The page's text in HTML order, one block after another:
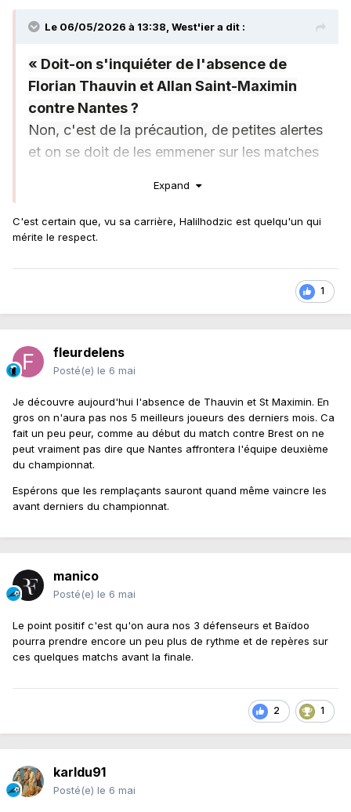
Le 06/05/2026 à 13:38, West'iera dit :
« Doit-on s'inquiéter de l'absence de
Florian Thauvin et Allan Saint-Maximin
contre Nantes ?
Non, c'est de la précaution, de petites alertes
et on se doit de les emmener sur les matches
finissent leur saison à cause d'une impatience
de notre part. On a pris le parti médical de ne
pas les prendre dans le groupe ce week-end.
de la
auront besoin de jouer pour avoir du rythme.
On a le devoir absolu de gagner pour
conforter notre deuxième place parce qu'au
vu de la saison qu'on vit tous ensemble, il
serait hors de question de considérer une
autre place que la deuxième, même si on a
le haut.
La dynamique de Lyon peut-elle vous
Bien sûr, le calendrier et les performances
qu'ils alignent actuellement
3es) nous font considérer qu'ils veulent
absolument être dans les trois premiers. Je
pense que s'ils peuvent nous doubler, ils ne
vont pas se gêner. Mais c'est à nous
d'accélérer de manière à laisser la distance.
En étant maître de notre destin, on a besoin
Ou alors, si toutefois on ne fait pas le travail
nécessaire contre Nantes, il faudra attendre
Expand
C'est certain que, vu sa carrière, Halilhodzic est quelqu'un qui
mérite le respect.
1
fleurdelens
Posté(e) le 6 mai
Je découvre aujourd'hui l'absence de Thauvin et St Maximin. En
gros on n'aura pas nos 5 meilleurs joueurs des derniers mois. Ca
fait un peu peur, comme au début du match contre Brest on ne
peut vraiment pas dire que Nantes affrontera l'équipe deuxième
du championnat.
Espérons que les remplaçants sauront quand même vaincre les
avant derniers du championnat.
manico
Posté(e) le 6 mai
Le point positif c'est qu'on aura nos 3 défenseurs et Baïdoo
pourra prendre encore un peu plus de rythme et de repères sur
ces quelques matchs avant la finale.
2 1
karldu91
Posté(e) le 6 mai